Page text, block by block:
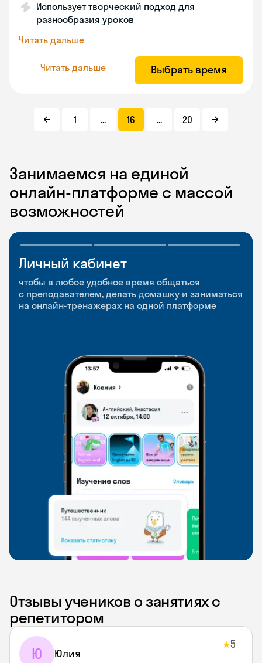
Использует творческий подход для
разнообразия уроков
Читать дальше
Читать дальше Выбрать время
1 ... 16 ... 20
Занимаемся на единой
онлайн-платформе с массой
возможностей
Личный кабинет
чтобы в любое удобное время общаться
с преподавателем, делать домашку и заниматься
на онлайн-тренажерах на одной платформе
Мобильное
приложение
чтобы заниматься и изучать новые слова где
и когда удобно
Разговорные клубы
и Talks
Групповые занятия для разговорной практики
и индивидуальные встречи с преподавателями
Отзывы учеников о занятиях с
репетитором
Ю Юлия
★5